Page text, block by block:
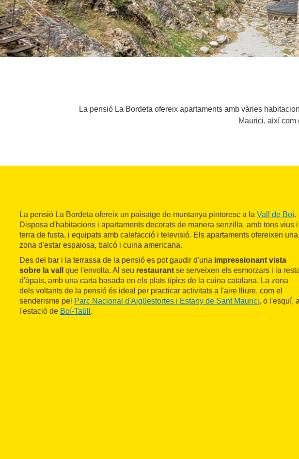
La pensió La Bordeta ofereix apartaments amb vàries
Maurici, així
La pensió La Bordeta ofereix un paisatge de muntanya pintoresc a la Vall de Boí.
Disposa d'habitacions i apartaments decorats de manera senzilla, amb tons vius i
terra de fusta, i equipats amb calefacció i televisió. Els apartaments ofereixen una
zona d'estar espaiosa, balcó i cuina americana.
Des del bar i la terrassa de la pensió es pot gaudir d'una impressionant vista
sobre la vall
que l'envolta. Al seu restaurant se serveixen els esmorzars i la
d'àpats, amb una carta basada en els plats típics de la cuina catalana. La zona
dels voltants de la pensió és ideal per practicar activitats a l'aire lliure, com el
senderisme pel Parc Nacional d'Aigüestortes i Estany de Sant Maurici, o l'esquí, a
l'estació de Boí-Taüll .